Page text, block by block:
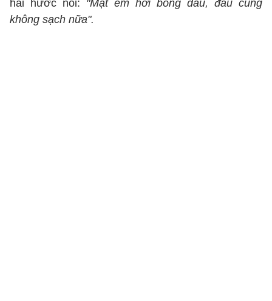
hài hước nói: "Mặt em hơi bóng dầu, đầu cũng
không sạch nữa".